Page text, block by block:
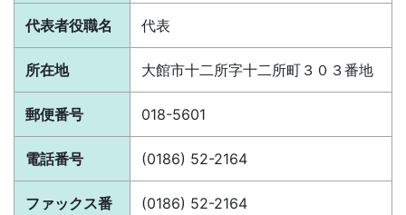
代表者役職名 代表
所在地 大館市十二所字十二所町３０３番地
郵便番号 018-5601
電話番号 (0186) 52-2164
ファックス番
(0186) 52-2164